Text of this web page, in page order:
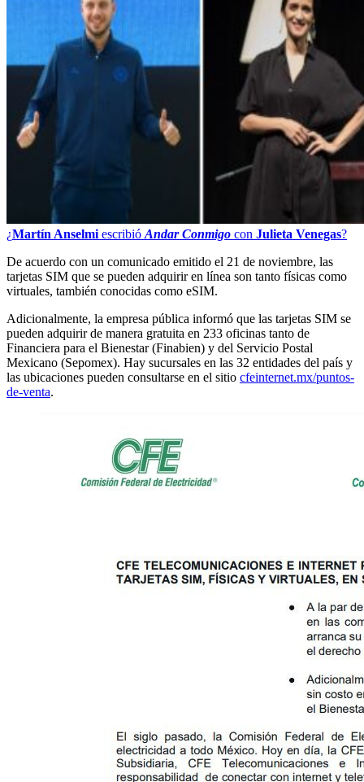
¿Martín Anselmi escribió Andar Conmigo con Julieta Venegas?
De acuerdo con un comunicado emitido el 21 de noviembre, las
tarjetas SIM que se pueden adquirir en línea son tanto físicas como
virtuales, también conocidas como eSIM.
Adicionalmente, la empresa pública informó que las tarjetas SIM se
pueden adquirir de manera gratuita en 233 oficinas tanto de
Financiera para el Bienestar (Finabien) y del Servicio Postal
Mexicano (Sepomex). Hay sucursales en las 32 entidades del país y
las ubicaciones pueden consultarse en el sitio cfeinternet.mx/puntos-
de-venta.